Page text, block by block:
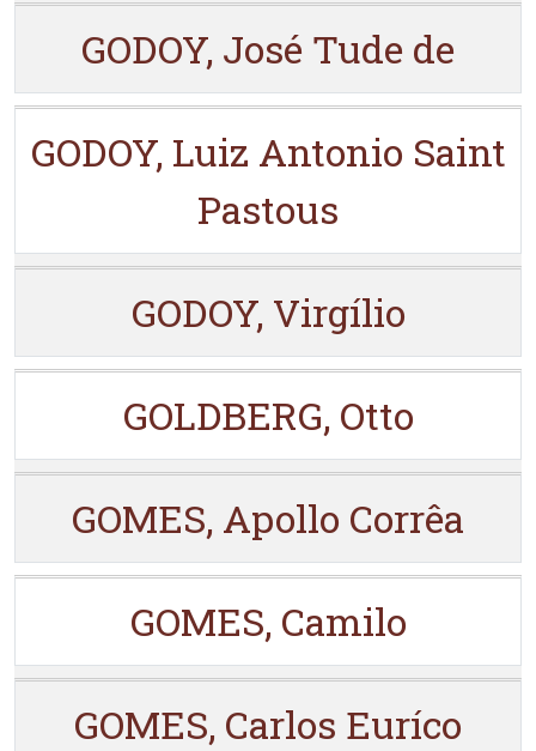
GODOY, José Tude de
GODOY, Luiz Antonio Saint
Pastous
GODOY, Virgílio
GOLDBERG, Otto
GOMES, Apollo Corrêa
GOMES, Camilo
GOMES, Carlos Euríco